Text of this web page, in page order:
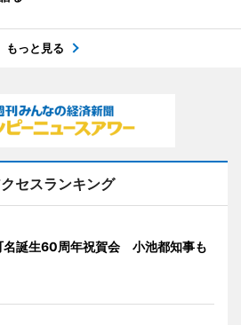
もっと見る
セスランキング
名誕生60周年祝賀会 小池都知事も